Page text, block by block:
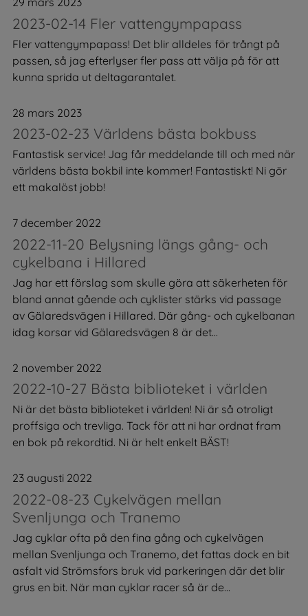
2023-02-14 Fler vattengympapass
Fler vattengympapass! Det blir alldeles för trångt på
passen, så jag efterlyser fler pass att välja på för att
kunna sprida ut deltagarantalet.
28 mars 2023
2023-02-23 Världens bästa bokbuss
Fantastisk service! Jag får meddelande till och med när
världens bästa bokbil inte kommer! Fantastiskt! Ni gör
ett makalöst jobb!
7 december 2022
2022-11-20 Belysning längs gång- och
cykelbana i Hillared
Jag har ett förslag som skulle göra att säkerheten för
bland annat gående och cyklister stärks vid passage
av Gälaredsvägen i Hillared. Där gång- och cykelbanan
idag korsar vid Gälaredsvägen 8 är det...
2 november 2022
2022-10-27 Bästa biblioteket i världen
Ni är det bästa biblioteket i världen! Ni är så otroligt
proffsiga och trevliga. Tack för att ni har ordnat fram
en bok på rekordtid. Ni är helt enkelt BÄST!
23 augusti 2022
2022-08-23 Cykelvägen mellan
Svenljunga och Tranemo
Jag cyklar ofta på den fina gång och cykelvägen
mellan Svenljunga och Tranemo, det fattas dock en bit
asfalt vid Strömsfors bruk vid parkeringen där det blir
grus en bit. När man cyklar racer så är de...